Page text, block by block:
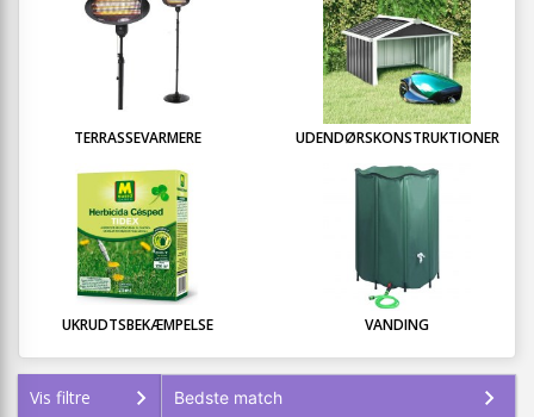
TERRASSEVARMERE UDENDØRSKONSTRUKTIONER
UKRUDTSBEKÆMPELSE VANDING
Vis filtre